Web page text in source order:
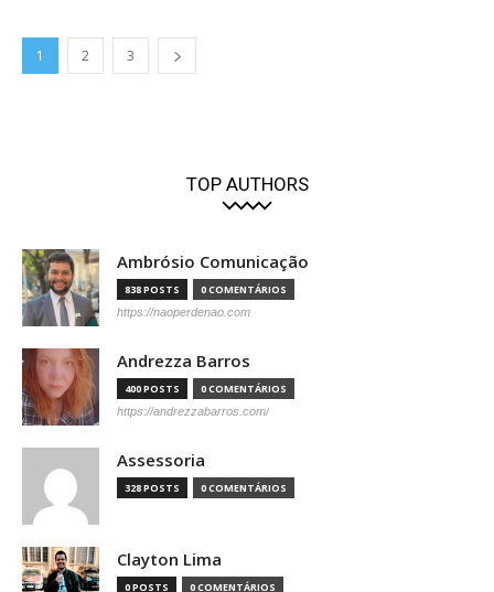
1 2 3
TOP AUTHORS
Ambrósio Comunicação
838 POSTS 0 COMENTÁRIOS
https://naoperdenao.com
Andrezza Barros
400 POSTS 0 COMENTÁRIOS
https://andrezzabarros.com/
Assessoria
328 POSTS 0 COMENTÁRIOS
Clayton Lima
0 POSTS 0 COMENTÁRIOS